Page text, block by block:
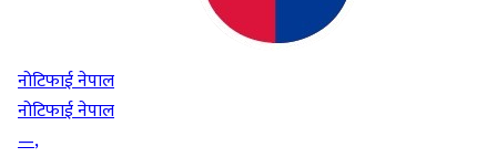
नोटिफाई नेपाल
नोटिफाई नेपाल
—,